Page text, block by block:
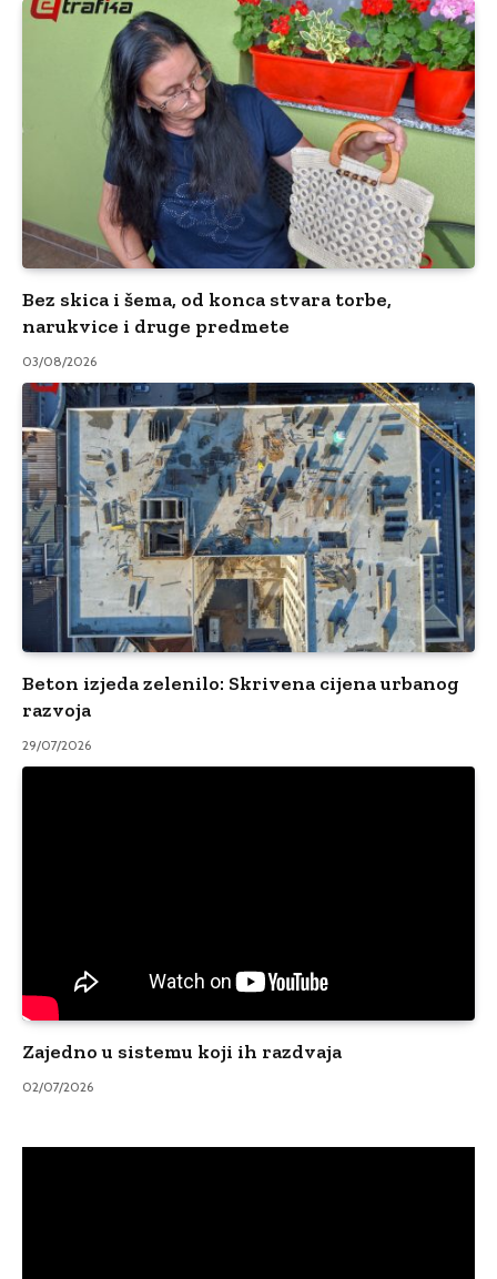
Bez skica i šema, od konca stvara torbe,
narukvice i druge predmete
03/08/2026
Beton izjeda zelenilo: Skrivena cijena urbanog
razvoja
29/07/2026
Zajedno u sistemu koji ih razdvaja
02/07/2026